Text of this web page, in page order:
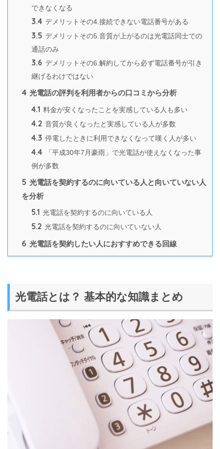
できなくなる
3.4 デメリットその4.接続できない電話番号がある
3.5 デメリットその5.音質が上がるのは光電話同士での
通話のみ
3.6 デメリットその6.解約してから必ず電話番号が引き
継げるわけではない
4 光電話の評判を利用者からの口コミから分析
4.1 料金が安くなったことを実感している人も多い
4.2 音質が良くなったと実感している人が多数
4.3 停電したときに利用できなくなって嘆く人が多い
4.4
「平成30年7月豪雨」で光電話が使えなくなった事
例が多数
5 光電話を契約するのに向いている人と向いていない人
を分析
5.1 光電話を契約するのに向いている人
5.2 光電話を契約するのに向いていない人
6 光電話を契約したい人におすすめできる回線
光電話とは？ 基本的な知識まとめ